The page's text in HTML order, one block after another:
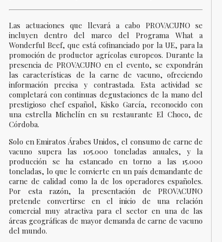
Las actuaciones que llevará a cabo PROVACUNO se
incluyen dentro del marco del Programa What a
Wonderful Beef, que está cofinanciado por la UE, para la
promoción de productor agrícolas europeos. Durante la
presencia de PROVACUNO en el evento, se expondrán
las características de la carne de vacuno, ofreciendo
información precisa y contrastada. Esta actividad se
completará con continuas degustaciones de la mano del
prestigioso chef español, Kisko García, reconocido con
una estrella Michelín en su restaurante El Choco, de
Córdoba.
Solo en Emiratos Árabes Unidos, el consumo de carne de
vacuno supera las 105.000 toneladas anuales, y la
producción se ha estancado en torno a las 15.000
toneladas, lo que le convierte en un país demandante de
carne de calidad como la de los operadores españoles.
Por esta razón, la presentación de PROVACUNO
pretende convertirse en el inicio de una relación
comercial muy atractiva para el sector en una de las
reas geográficas de mayor demanda de carne de vacuno
del mundo.